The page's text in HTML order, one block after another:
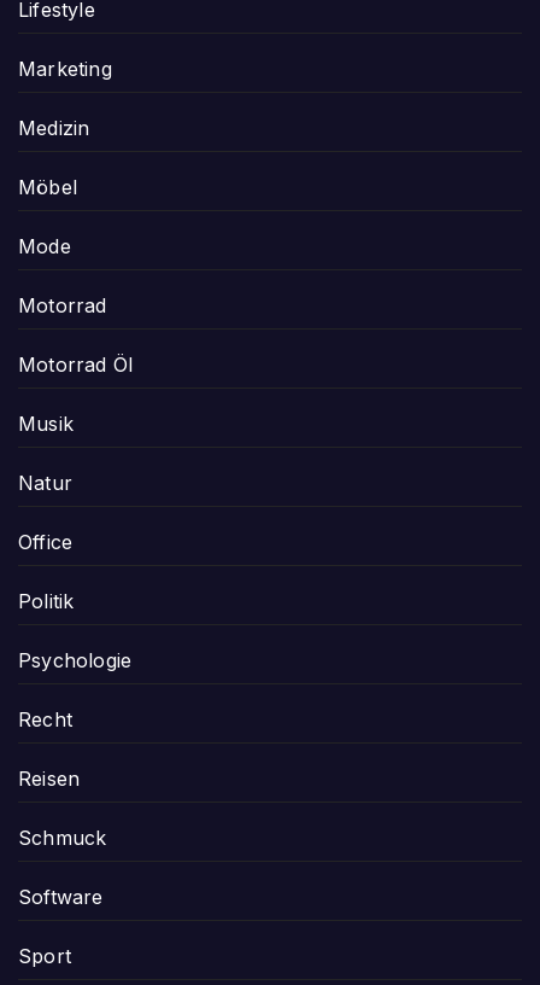
Lifestyle
Marketing
Medizin
Möbel
Mode
Motorrad
Motorrad Öl
Musik
Natur
Office
Politik
Psychologie
Recht
Reisen
Schmuck
Software
Sport